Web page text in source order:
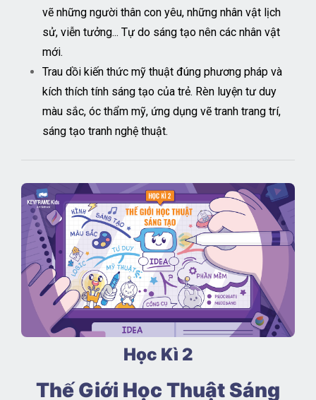
vẽ những người thân con yêu, những nhân vật lịch
sử, viễn tưởng... Tự do sáng tạo nên các nhân vật
mới.
Trau dồi kiến thức mỹ thuật đúng phương pháp và
kích thích tính sáng tạo của trẻ. Rèn luyện tư duy
màu sắc, óc thẩm mỹ, ứng dụng vẽ tranh trang trí,
sáng tạo tranh nghệ thuật.
Học Kì 2
Thế Giới Học Thuật Sáng